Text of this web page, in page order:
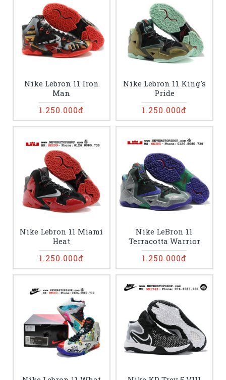
Nike Lebron 11 Iron
Man
1.250.000đ
Nike Lebron 11 King's
Pride
1.250.000đ
Nike Lebron 11 Miami
Heat
1.250.000đ
Nike LeBron 11
Terracotta Warrior
1.250.000đ